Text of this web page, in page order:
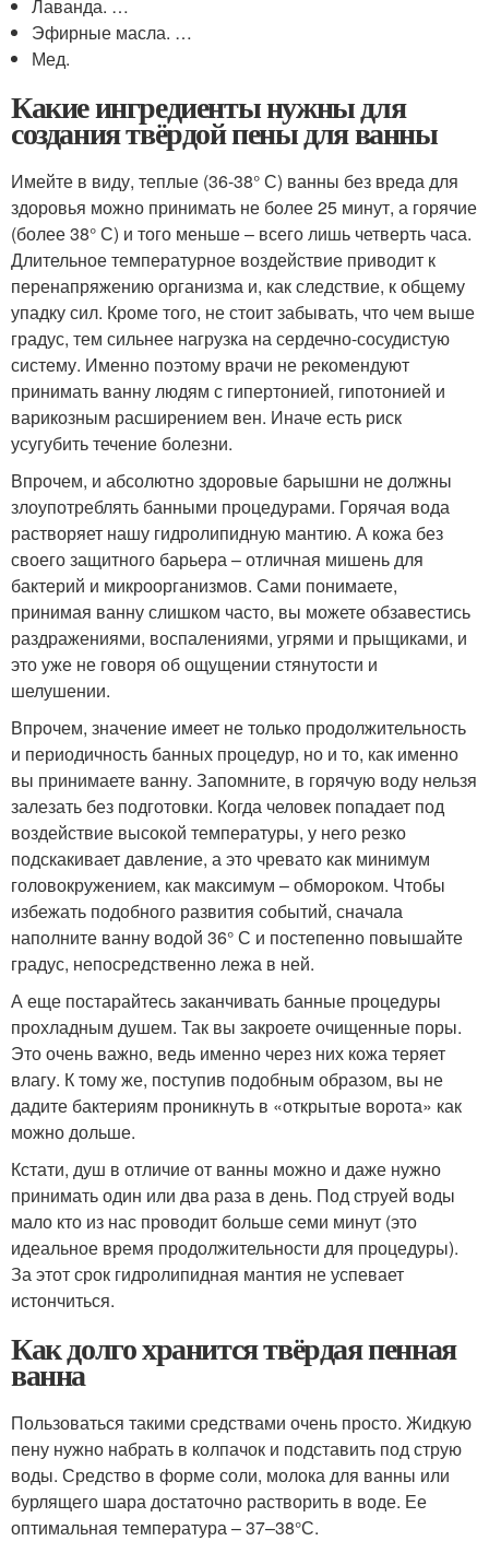
Лаванда. …
Эфирные масла. …
Мед.
Какие ингредиенты нужны для
создания твёрдой пены для ванны
Имейте в виду, теплые (36-38° С) ванны без вреда для
здоровья можно принимать не более 25 минут, а горячие
(более 38° С) и того меньше – всего лишь четверть часа.
Длительное температурное воздействие приводит к
перенапряжению организма и, как следствие, к общему
упадку сил. Кроме того, не стоит забывать, что чем выше
градус, тем сильнее нагрузка на сердечно-сосудистую
систему. Именно поэтому врачи не рекомендуют
принимать ванну людям с гипертонией, гипотонией и
варикозным расширением вен. Иначе есть риск
усугубить течение болезни.
Впрочем, и абсолютно здоровые барышни не должны
злоупотреблять банными процедурами. Горячая вода
растворяет нашу гидролипидную мантию. А кожа без
своего защитного барьера – отличная мишень для
бактерий и микроорганизмов. Сами понимаете,
принимая ванну слишком часто, вы можете обзавестись
раздражениями, воспалениями, угрями и прыщиками, и
это уже не говоря об ощущении стянутости и
шелушении.
Впрочем, значение имеет не только продолжительность
и периодичность банных процедур, но и то, как именно
вы принимаете ванну. Запомните, в горячую воду нельзя
залезать без подготовки. Когда человек попадает под
воздействие высокой температуры, у него резко
подскакивает давление, а это чревато как минимум
головокружением, как максимум – обмороком. Чтобы
избежать подобного развития событий, сначала
наполните ванну водой 36° С и постепенно повышайте
градус, непосредственно лежа в ней.
А еще постарайтесь заканчивать банные процедуры
прохладным душем. Так вы закроете очищенные поры.
Это очень важно, ведь именно через них кожа теряет
влагу. К тому же, поступив подобным образом, вы не
дадите бактериям проникнуть в «открытые ворота» как
можно дольше.
Кстати, душ в отличие от ванны можно и даже нужно
принимать один или два раза в день. Под струей воды
мало кто из нас проводит больше семи минут (это
идеальное время продолжительности для процедуры).
За этот срок гидролипидная мантия не успевает
истончиться.
Как долго хранится твёрдая пенная
ванна
Пользоваться такими средствами очень просто. Жидкую
пену нужно набрать в колпачок и подставить под струю
воды. Средство в форме соли, молока для ванны или
бурлящего шара достаточно растворить в воде. Ее
оптимальная температура – 37–38°С.